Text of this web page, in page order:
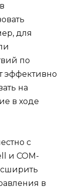
для
по
эффективно
на
в ходе
с
и COM-
в